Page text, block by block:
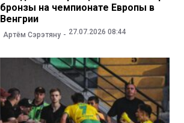
бронзы на чемпионате Европы в
Венгрии
Артём Сэрэтяну 27.07.2026 08:44